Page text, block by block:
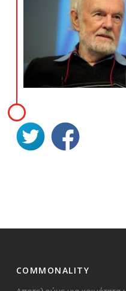
COMMONALITY